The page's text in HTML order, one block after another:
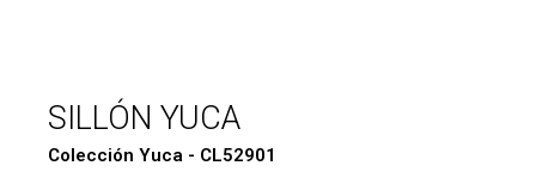
SILLÓN YUCA
Colección Yuca - CL52901